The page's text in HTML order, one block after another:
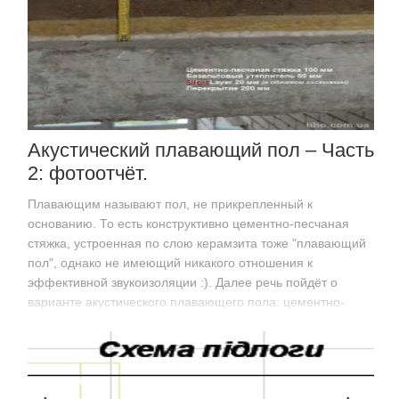
Акустический плавающий пол – Часть
2: фотоотчёт.
Плавающим называют пол, не прикрепленный к
основанию. То есть конструктивно цементно-песчаная
стяжка, устроенная по слою керамзита тоже "плавающий
пол", однако не имеющий никакого отношения к
эффективной звукоизоляции :). Далее речь пойдёт о
варианте акустического плавающего пола: цементно-